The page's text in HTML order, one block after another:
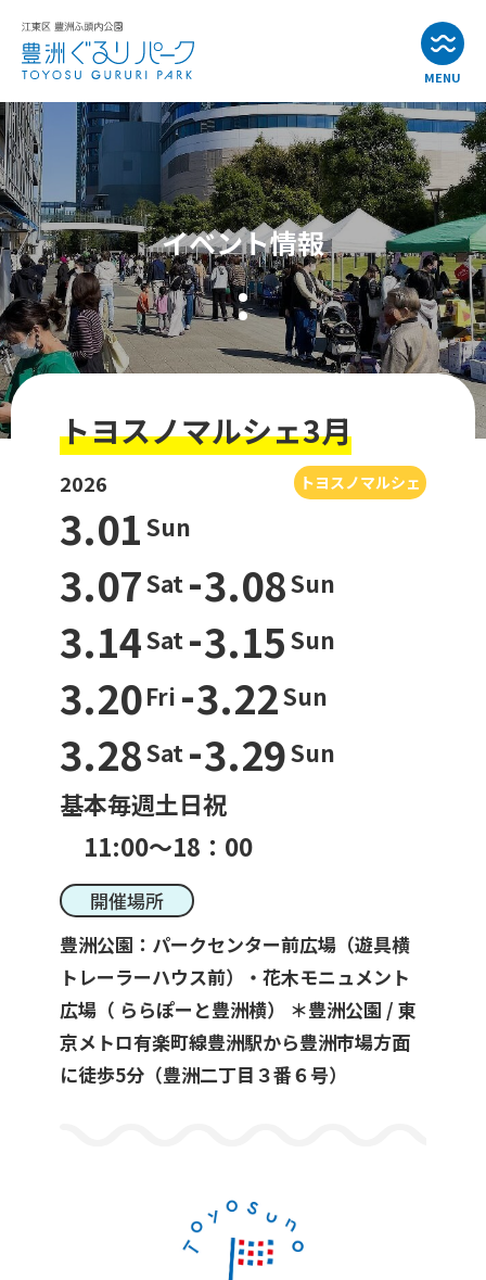
MENU
お知らせ
イベント情報
公園・施設紹介
アクセス
お問い合わせ
一般利用の方へ
公園利用ルール
ご利用について 各種申請・手続き等
イベント情報
トヨスノマルシェ3月
2026 トヨスノマルシェ
3.01 Sun
3.07Sat -3.08Sun
3.14Sat -3.15 Sun
3.20Fri -3.22Sun
3.28Sat -3.29Sun
基本毎週土日祝
11:00～18：00
開催場所
豊洲公園：パークセンター前広場（遊具横
トレーラーハウス前）・花木モニュメント
広場（ ららぽーと豊洲横） ＊豊洲公園 / 東
京メトロ有楽町線豊洲駅から豊洲市場方面
に徒歩5分（豊洲二丁目３番６号）